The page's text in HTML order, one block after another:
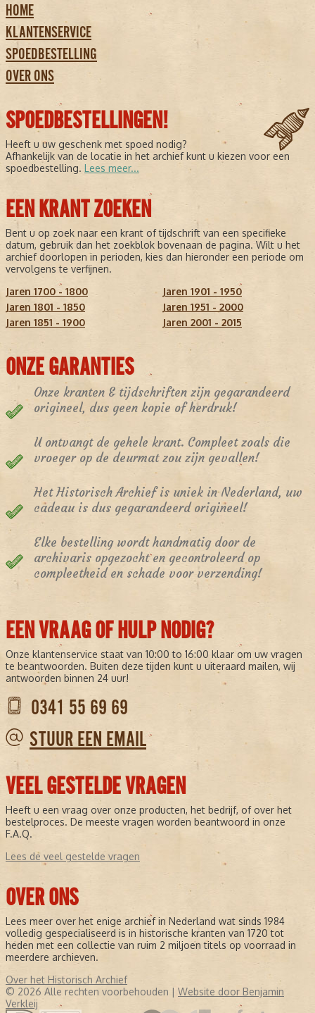
HOME
KLANTENSERVICE
SPOEDBESTELLING
OVER ONS
SPOEDBESTELLINGEN!
Heeft u uw geschenk met spoed nodig?
Afhankelijk van de locatie in het archief kunt u kiezen voor een
spoedbestelling. Lees meer...
EEN KRANT ZOEKEN
Bent u op zoek naar een krant of tijdschrift van een specifieke
datum, gebruik dan het zoekblok bovenaan de pagina. Wilt u het
archief doorlopen in perioden, kies dan hieronder een periode om
vervolgens te verfijnen.
Jaren 1700 - 1800
Jaren 1801 - 1850
Jaren 1851 - 1900
Jaren 1901 - 1950
Jaren 1951 - 2000
Jaren 2001 - 2015
ONZE GARANTIES
Onze kranten & tijdschriften zijn gegarandeerd
origineel, dus geen kopie of herdruk!
U ontvangt de gehele krant. Compleet zoals die
vroeger op de deurmat zou zijn gevallen!
Het Historisch Archief is uniek in Nederland, uw
cadeau is dus gegarandeerd origineel!
Elke bestelling wordt handmatig door de
archivaris opgezocht en gecontroleerd op
compleetheid en schade voor verzending!
EEN VRAAG OF HULP NODIG?
Onze klantenservice staat van 10:00 to 16:00 klaar om uw vragen
te beantwoorden. Buiten deze tijden kunt u uiteraard mailen, wij
antwoorden binnen 24 uur!
0341 55 69 69
STUUR EEN EMAIL
VEEL GESTELDE VRAGEN
Heeft u een vraag over onze producten, het bedrijf, of over het
bestelproces. De meeste vragen worden beantwoord in onze
F.A.Q.
Lees de veel gestelde vragen
OVER ONS
Lees meer over het enige archief in Nederland wat sinds 1984
volledig gespecialiseerd is in historische kranten van 1720 tot
heden met een collectie van ruim 2 miljoen titels op voorraad in
meerdere archieven.
Over het Historisch Archief
© 2026 Alle rechten voorbehouden | Website door Benjamin
Verkleij